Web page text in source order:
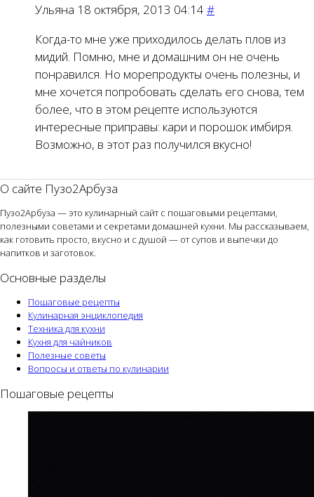
Ульяна 18 октября, 2013 04:14 #
Когда-то мне уже приходилось делать плов из
мидий. Помню, мне и домашним он не очень
понравился. Но морепродукты очень полезны, и
мне хочется попробовать сделать его снова, тем
более, что в этом рецепте используются
интересные приправы: кари и порошок имбиря.
Возможно, в этот раз получился вкусно!
О сайте Пузо2Арбуза
Пузо2Арбуза — это кулинарный сайт с пошаговыми рецептами,
полезными советами и секретами домашней кухни. Мы рассказываем,
как готовить просто, вкусно и с душой — от супов и выпечки до
напитков и заготовок.
Основные разделы
Пошаговые рецепты
Кулинарная энциклопедия
Техника для кухни
Кухня для чайников
Полезные советы
Вопросы и ответы по кулинарии
Пошаговые рецепты